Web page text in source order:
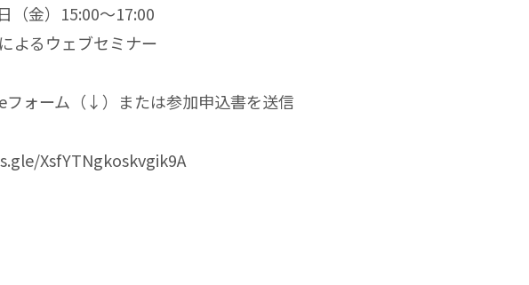
（金）15:00～17:00
よるウェブセミナー
フォーム（↓）または参加申込書を送信
XsfYTNgkoskvgik9A